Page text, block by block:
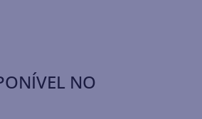
NO